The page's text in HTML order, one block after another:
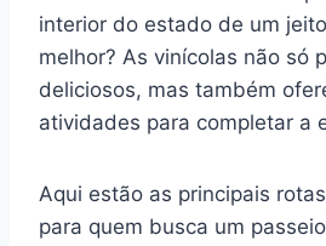
interior do estado de um
melhor? As vinícolas não só
deliciosos, mas também
atividades para completar a
Aqui estão as principais
para quem busca um